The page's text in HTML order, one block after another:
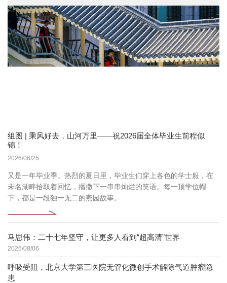
组图 | 乘风好去，山河万里——祝2026届全体毕业生前程似
锦！
2026/06/25
又是一年毕业季。热烈的夏日里，毕业生们穿上各色的学士服，在
未名湖畔拾取着回忆，播撒下一串串灿烂的笑语。每一顶学位帽
下，都是一段独一无二的燕园故事。
马思伟：二十七年坚守，让更多人看到“超高清”世界
2026/08/06
呼吸受阻，北京大学第三医院无管化微创手术解除气道肿瘤隐
患